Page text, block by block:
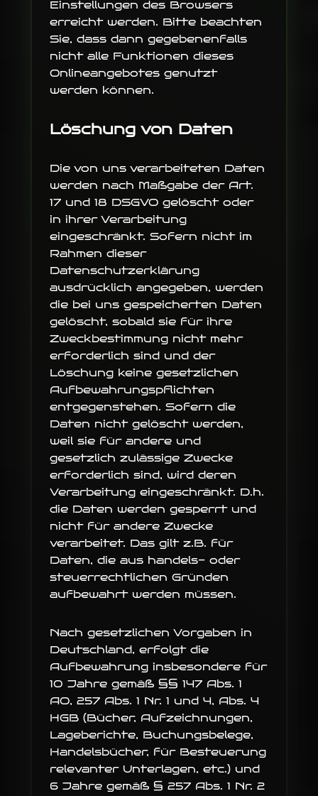
Einstellungen des Browsers
erreicht werden. Bitte beachten
Sie, dass dann gegebenenfalls
nicht alle Funktionen dieses
Onlineangebotes genutzt
werden können.
Löschung von Daten
Die von uns verarbeiteten Daten
werden nach Maßgabe der Art.
17 und 18 DSGVO gelöscht oder
in ihrer Verarbeitung
eingeschränkt. Sofern nicht im
Rahmen dieser
Datenschutzerklärung
ausdrücklich angegeben, werden
die bei uns gespeicherten Daten
gelöscht, sobald sie für ihre
Zweckbestimmung nicht mehr
erforderlich sind und der
Löschung keine gesetzlichen
Aufbewahrungspflichten
entgegenstehen. Sofern die
Daten nicht gelöscht werden,
weil sie für andere und
gesetzlich zulässige Zwecke
erforderlich sind, wird deren
Verarbeitung eingeschränkt. D.h.
die Daten werden gesperrt und
nicht für andere Zwecke
verarbeitet. Das gilt z.B. für
Daten, die aus handels- oder
steuerrechtlichen Gründen
aufbewahrt werden müssen.
Nach gesetzlichen Vorgaben in
Deutschland, erfolgt die
Aufbewahrung insbesondere für
10 Jahre gemäß §§ 147 Abs. 1
AO, 257 Abs. 1 Nr. 1 und 4, Abs. 4
HGB (Bücher, Aufzeichnungen,
Lageberichte, Buchungsbelege,
Handelsbücher, für Besteuerung
relevanter Unterlagen, etc.) und
6 Jahre gemäß § 257 Abs. 1 Nr. 2